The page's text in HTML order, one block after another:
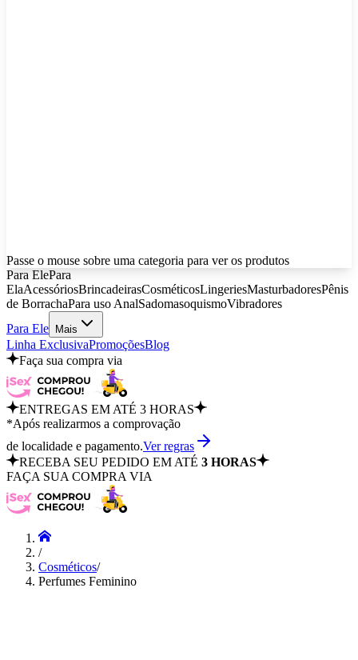
Passe o mouse sobre uma categoria para ver os produtos
Para ElePara
ElaAcessóriosBrincadeirasCosméticosLingeriesMasturbadoresPênis
de BorrachaPara uso AnalSadomasoquismoVibradores
Para Ele
Mais
Linha ExclusivaPromoçõesBlog
Faça sua compra via
ENTREGAS EM ATÉ 3 HORAS
*Após realizarmos a comprovação
de localidade e pagamento.Ver regras
RECEBA SEU PEDIDO EM ATÉ 3 HORAS
FAÇA SUA COMPRA VIA
/
Cosméticos/
Perfumes Feminino